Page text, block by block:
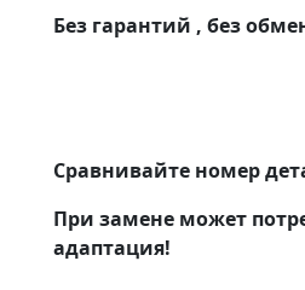
Без гарантий , без
Сравнивайте номер
При замене может
адаптация!